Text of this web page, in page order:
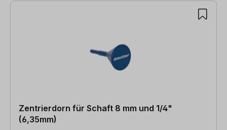
2 Artikel gefunden
Zentrierdorn für Schaft 8 mm und 1/4"
(6,35mm)